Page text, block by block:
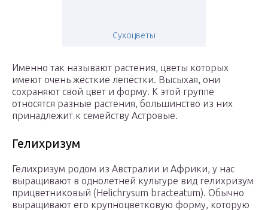
Сухоцветы
Именно так называют растения, цветы которых
имеют очень жесткие лепестки. Высыхая, они
сохраняют свой цвет и форму. К этой группе
относятся разные растения, большинство из них
принадлежит к семейству Астровые.
Гелихризум
Гелихризум родом из Австралии и Африки, у нас
выращивают в однолетней культуре вид гелихризум
прицветниковый (Нelichrysum bracteatum). Обычно
выращивают его крупноцветковую форму, которую